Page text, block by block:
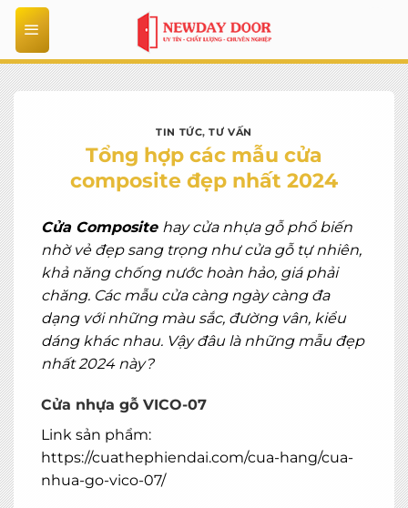
Bỏ
qua
nội
dung
TIN TỨC,TƯ VẤN
Tổng hợp các mẫu cửa
composite đẹp nhất 2024
Cửa Composite hay cửa nhựa gỗ phổ biến
nhờ vẻ đẹp sang trọng như cửa gỗ tự nhiên,
khả năng chống nước hoàn hảo, giá phải
chăng. Các mẫu cửa càng ngày càng đa
dạng với những màu sắc, đường vân, kiểu
dáng khác nhau. Vậy đâu là những mẫu đẹp
nhất 2024 này?
Cửa nhựa gỗ VICO-07
Link sản phẩm:
https://cuathephiendai.com/cua-hang/cua-
nhua-go-vico-07/